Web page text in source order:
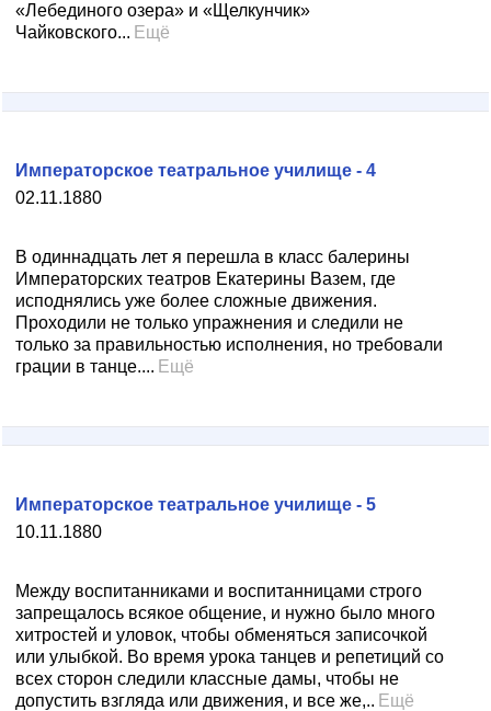
«Лебединого озера» и «Щелкунчик»
Чайковского... Ещё
02.11.1880
Императорское театральное училище - 4
В одиннадцать лет я перешла в класс балерины
Императорских театров Екатерины Вазем, где
исподнялись уже более сложные движения.
Проходили не только упражнения и следили не
только за правильностью исполнения, но требовали
грации в танце.... Ещё
10.11.1880
Императорское театральное училище - 5
Между воспитанниками и воспитанницами строго
запрещалось всякое общение, и нужно было много
хитростей и уловок, чтобы обменяться записочкой
или улыбкой. Во время урока танцев и репетиций со
всех сторон следили классные дамы, чтобы не
допустить взгляда или движения, и все же,.. Ещё